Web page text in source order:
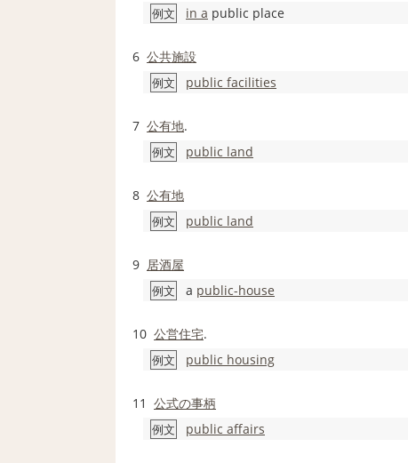
例文 in a public place
6 公共施設
例文 public facilities
7 公有地.
例文 public land
8 公有地
例文 public land
9 居酒屋
例文 a public-house
10 公営住宅.
例文 public housing
11 公式の事柄
例文 public affairs